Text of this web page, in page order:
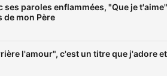
ses paroles enflammées, "Que je
de mon Père
l'amour", c'est un titre que j'adore et